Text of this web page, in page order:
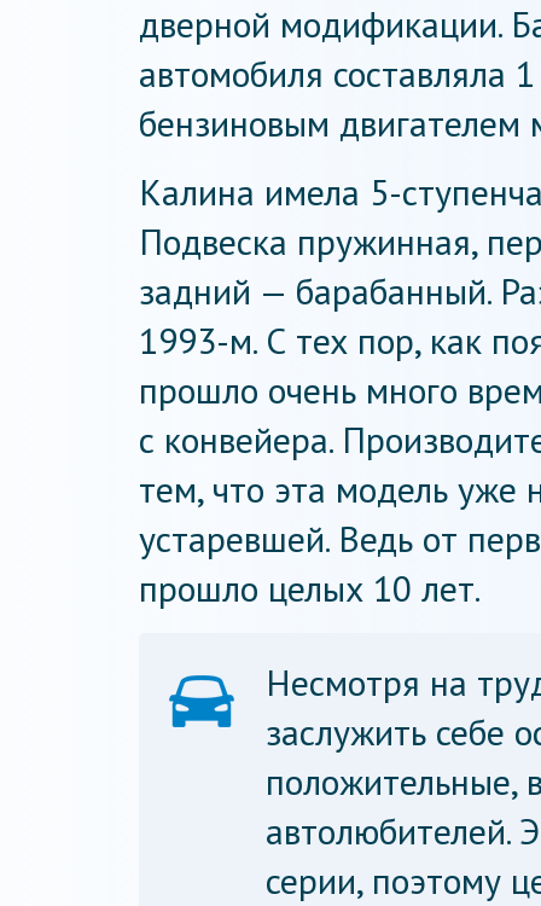
дверной модификации.
автомобиля составляла
бензиновым двигателем
Калина имела 5-
Подвеска пружинная,
задний — барабанный.
1993-м. С тех пор, как
прошло очень много
с конвейера.
тем, что эта модель уже
устаревшей. Ведь от
прошло целых 10 лет.
Несмотря на
заслужить себе
положительные,
автолюбителей.
серии, поэтому